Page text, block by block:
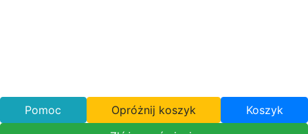
Pomoc Opróżnij koszyk
Koszyk